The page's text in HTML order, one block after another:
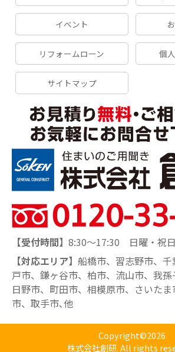
イベント
リフォームローン 個
サイトマップ
【受付時間】 8:30～17:30 日曜・祝
【対応エリア】 船橋市、習志野市、
戸市、鎌ヶ谷市、柏市、流山市、我孫
日野市、町田市、相模原市、さいた
市、取手市､他
Copyright©2026
株式会社創研. All rights